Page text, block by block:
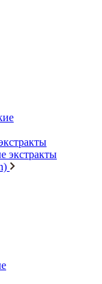
экстракты